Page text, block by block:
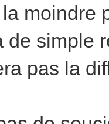
moindre
de simple
pas la